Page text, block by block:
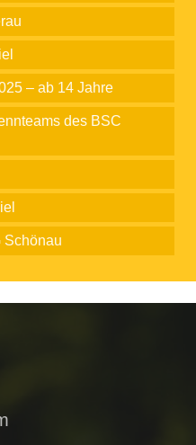
– ab 14 Jahre
des BSC
Schönau